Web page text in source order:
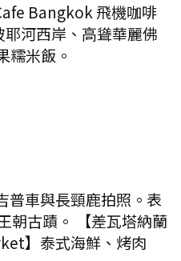
Bangkok 飛機咖啡
河西岸、高聳華麗佛
糯米飯。
普車與長頸鹿拍照。表
朝古蹟。 【差瓦塔納蘭
】泰式海鮮、烤肉